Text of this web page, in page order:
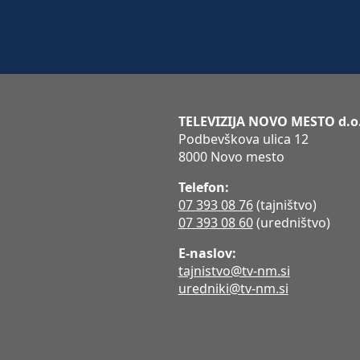
TELEVIZIJA NOVO MESTO
Podbevškova ulica 12
8000 Novo mesto
Telefon:
07 393 08 76(tajništvo)
07 393 08 60(uredništvo)
E-naslov:
tajnistvo@tv-nm.si
uredniki@tv-nm.si